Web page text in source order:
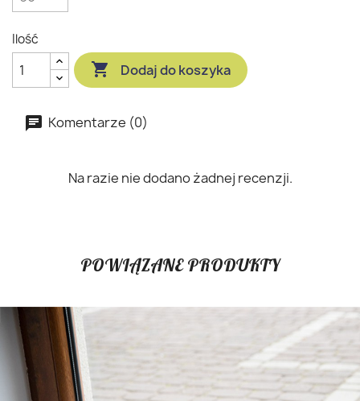
Ilość
 Dodaj do koszyka
Komentarze (0)
Na razie nie dodano żadnej recenzji.
POWIĄZANE PRODUKTY